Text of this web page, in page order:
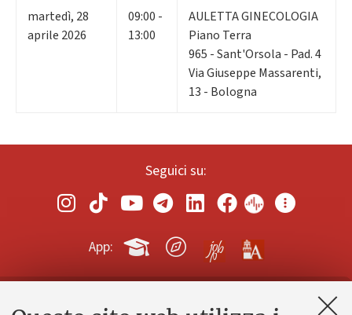
martedì, 28
aprile 2026
09:00 -
13:00
AULETTA GINECOLOGIA
Piano Terra
965 - Sant'Orsola - Pad. 4
Via Giuseppe Massarenti,
13 - Bologna
Seguici su:
App: